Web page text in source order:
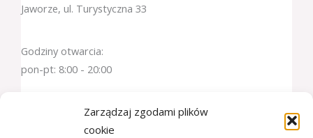
Zarządzaj zgodami plików
cookie
Jaworze, ul. Turystyczna 33
Godziny otwarcia:
pon-pt: 8:00 - 20:00